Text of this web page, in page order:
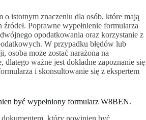
o istotnym znaczeniu dla osób, które mają
Poprawne wypełnienie formularza
opodatkowania oraz korzystanie z
W przypadku błędów lub
osoba może zostać narażona na
ważne jest dokładne zapoznanie się
i skonsultowanie się z ekspertem
być wypełniony formularz W8BEN.
dokumentem, który powinien być